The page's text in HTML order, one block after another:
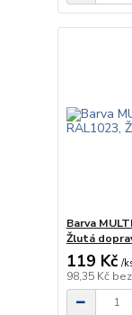
Barva
Žlutá
119 Kč /
98,35 Kč